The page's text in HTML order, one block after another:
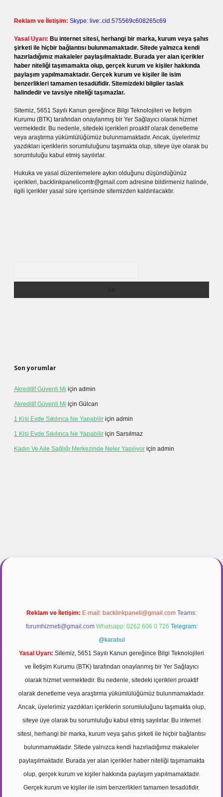
Reklam ve İletişim: Skype: live:.cid.575569c608265c69
Yasal Uyarı: Bu internet sitesi, herhangi bir marka, kurum veya şahıs
şirketi ile hiçbir bağlantısı bulunmamaktadır. Sitede yalnızca kendi
hazırladığımız makaleler paylaşılmaktadır. Burada yer alan içerikler
haber niteliği taşımamakta olup, gerçek kurum ve kişiler hakkında
paylaşım yapılmamaktadır. Gerçek kurum ve kişiler ile isim
benzerlikleri tamamen tesadüfidir. Sitemizdeki bilgiler taslak
halindedir ve tavsiye niteliği taşımazlar.
Sitemiz, 5651 Sayılı Kanun gereğince Bilgi Teknolojileri ve İletişim
Kurumu (BTK) tarafından onaylanmış bir Yer Sağlayıcı olarak hizmet
vermektedir. Bu nedenle, sitedeki içerikleri proaktif olarak denetleme
veya araştırma yükümlülüğümüz bulunmamaktadır. Ancak, üyelerimiz
yazdıkları içeriklerin sorumluluğunu taşımakta olup, siteye üye olarak bu
sorumluluğu kabul etmiş sayılırlar.
Hukuka ve yasal düzenlemelere aykırı olduğunu düşündüğünüz
içerikleri, backlinkpanelicomtr@gmail.com adresine bildirmeniz halinde,
ilgili içerikler yasal süre içerisinde sitemizden kaldırılacaktır.
Son yorumlar
Akreditif Güvenli Mi için admin
Akreditif Güvenli Mi için Gülcan
1 Kişi Evde Sıkılınca Ne Yapabilir için admin
1 Kişi Evde Sıkılınca Ne Yapabilir için Sarsılmaz
Kadın Ve Aile Sağlığı Merkezinde Neler Yapılıyor için admin
Reklam ve İletişim: E-mail: backlinkpaneli@gmail.com Teams:
forumhizmeti@gmail.com Whatsapp: 0262 606 0 726 Telegram:
@karabul
Yasal Uyarı: Sitemiz, 5651 Sayılı Kanun gereğince Bilgi Teknolojileri
ve İletişim Kurumu (BTK) tarafından onaylanmış bir Yer Sağlayıcı
olarak hizmet vermektedir. Bu nedenle, sitedeki içerikleri proaktif
olarak denetleme veya araştırma yükümlülüğümüz bulunmamaktadır.
Ancak, üyelerimiz yazdıkları içeriklerin sorumluluğunu taşımakta olup,
siteye üye olarak bu sorumluluğu kabul etmiş sayılırlar. Bu internet
sitesi, herhangi bir marka, kurum veya şahıs şirketi ile hiçbir bağlantısı
bulunmamaktadır. Sitede yalnızca kendi hazırladığımız makaleler
paylaşılmaktadır. Burada yer alan içerikler haber niteliği taşımamakta
olup, gerçek kurum ve kişiler hakkında paylaşım yapılmamaktadır.
Gerçek kurum ve kişiler ile isim benzerlikleri tamamen tesadüfidir.